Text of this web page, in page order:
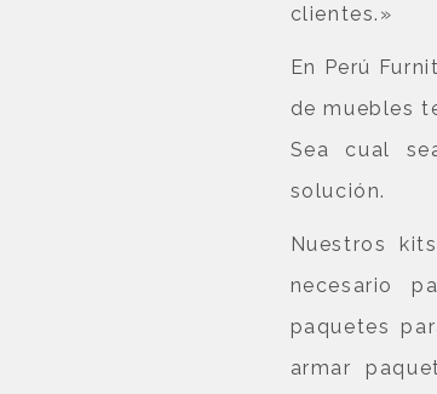
clientes.»
En Perú
de muebles
Sea cual
solución.
Nuestros
necesario
paquetes
armar